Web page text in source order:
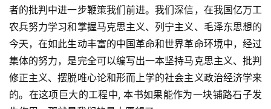
者的批判中进一步鞭策我们前进。我们深信，在我国亿万工
农兵努力学习和掌握马克思主义、列宁主义、毛泽东思想的
今天，在如此生动丰富的中国革命和世界革命环境中，经过
集体的努力，是完全可以编写出一本坚持马克思主义、批判
修正主义、摆脱唯心论和形而上学的社会主义政治经济学来
的。在这项巨大的工程中, 本书如果能作为一块铺路石子发